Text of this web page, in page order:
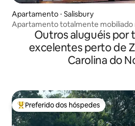
Apartamento ⋅ Salisbury
Apartamento totalmente mobiliado
Salisbury.Outros aluguéis por
excelentes perto de
Carolina do
Entre os melhores preferidos dos
Preferido dos hóspedes